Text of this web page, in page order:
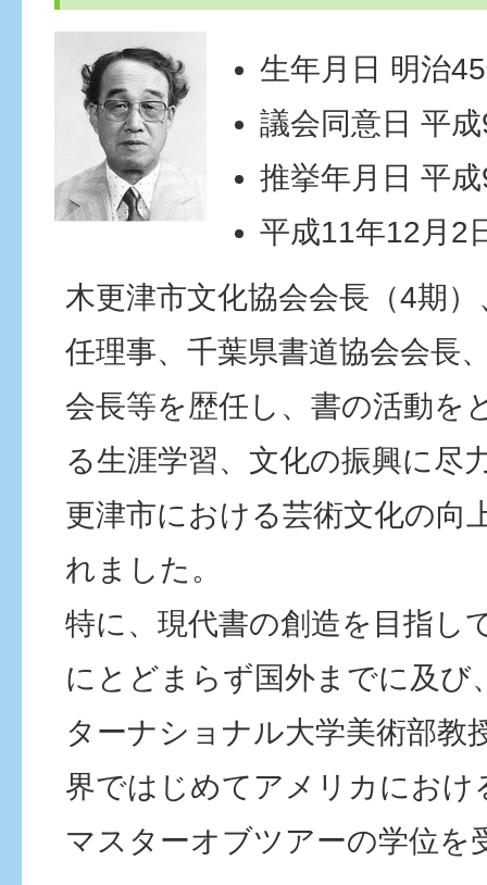
生年月日 明治
議会同意日 平
推挙年月日 平
平成11年12月2
木更津市文化協会会長（4期
任理事、千葉県書道協会会長
会長等を歴任し、書の活動を
る生涯学習、文化の振興に尽
更津市における芸術文化の向
れました。
特に、現代書の創造を目指し
にとどまらず国外までに及び
ターナショナル大学美術部教
界ではじめてアメリカにおけ
マスターオブツアーの学位を